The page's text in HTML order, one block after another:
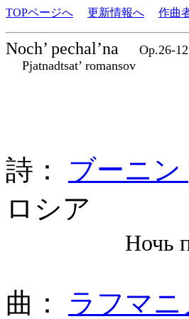
TOPページへ 更新情報へ 作曲
Noch’ pechal’na
Op.26-
Pjatnadtsat’ romansov
詩： ブーニン
ロシア
Ночь
曲： ラフマニ